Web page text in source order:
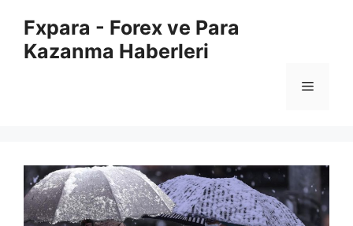
Fxpara - Forex ve Para
Kazanma Haberleri
Menü